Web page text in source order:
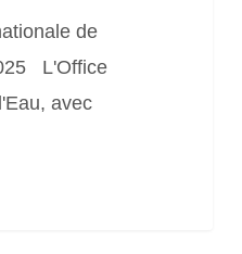
de
L'Office
avec